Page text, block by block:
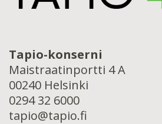
Tapio-konserni
Maistraatinportti 4 A
00240 Helsinki
0294 32 6000
tapio@tapio.fi